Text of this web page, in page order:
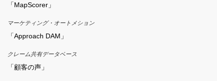
「MapScorer」
マーケティング・オートメション
「Approach DAM」
クレーム共有データベース
「顧客の声」